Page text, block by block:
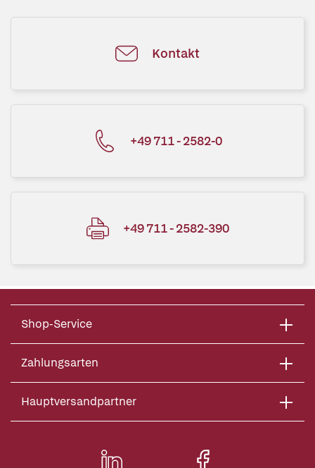
Kontakt
+49 711 - 2582-0
+49 711 - 2582-390
Shop-Service
Zahlungsarten
Hauptversandpartner